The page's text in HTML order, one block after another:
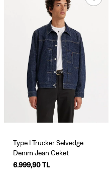
Type I Trucker Selvedge
Denim Jean Ceket
6.999,90 TL